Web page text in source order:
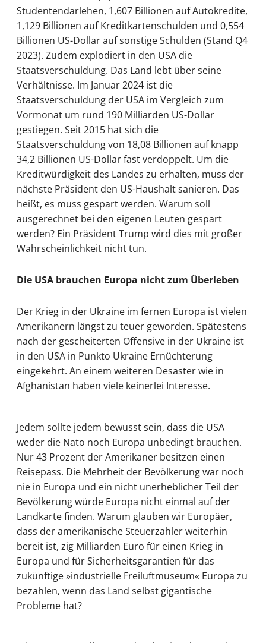
Studentendarlehen, 1,607 Billionen auf Autokredite,
1,129 Billionen auf Kreditkartenschulden und 0,554
Billionen US-Dollar auf sonstige Schulden (Stand Q4
2023). Zudem explodiert in den USA die
Staatsverschuldung. Das Land lebt über seine
Verhältnisse. Im Januar 2024 ist die
Staatsverschuldung der USA im Vergleich zum
Vormonat um rund 190 Milliarden US-Dollar
gestiegen. Seit 2015 hat sich die
Staatsverschuldung von 18,08 Billionen auf knapp
34,2 Billionen US-Dollar fast verdoppelt. Um die
Kreditwürdigkeit des Landes zu erhalten, muss der
nächste Präsident den US-Haushalt sanieren. Das
heißt, es muss gespart werden. Warum soll
ausgerechnet bei den eigenen Leuten gespart
werden? Ein Präsident Trump wird dies mit großer
Wahrscheinlichkeit nicht tun.
Die USA brauchen Europa nicht zum Überleben
Der Krieg in der Ukraine im fernen Europa ist vielen
Amerikanern längst zu teuer geworden. Spätestens
nach der gescheiterten Offensive in der Ukraine ist
in den USA in Punkto Ukraine Ernüchterung
eingekehrt. An einem weiteren Desaster wie in
Afghanistan haben viele keinerlei Interesse.
Jedem sollte jedem bewusst sein, dass die USA
weder die Nato noch Europa unbedingt brauchen.
Nur 43 Prozent der Amerikaner besitzen einen
Reisepass. Die Mehrheit der Bevölkerung war noch
nie in Europa und ein nicht unerheblicher Teil der
Bevölkerung würde Europa nicht einmal auf der
Landkarte finden. Warum glauben wir Europäer,
dass der amerikanische Steuerzahler weiterhin
bereit ist, zig Milliarden Euro für einen Krieg in
Europa und für Sicherheitsgarantien für das
zukünftige »industrielle Freiluftmuseum« Europa zu
bezahlen, wenn das Land selbst gigantische
Probleme hat?